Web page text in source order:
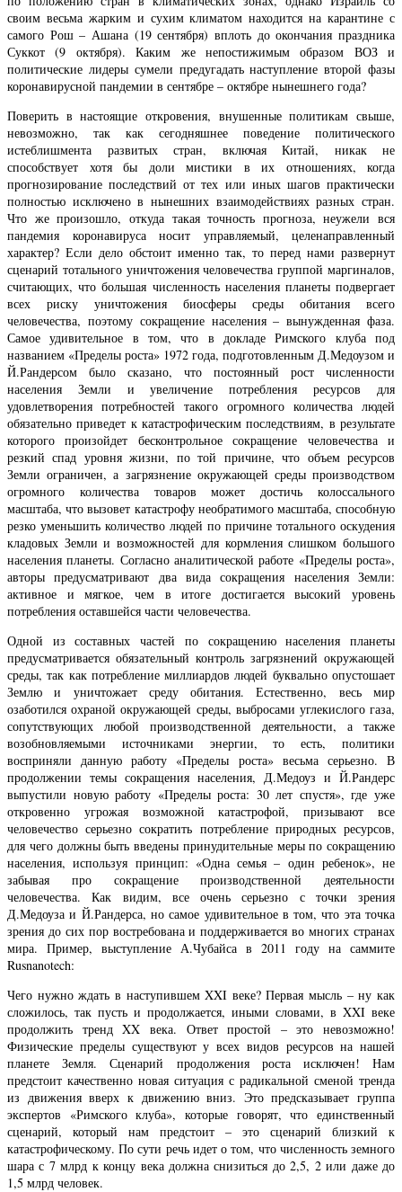
своим весьма жарким и сухим климатом находится на карантине с
самого Рош – Ашана (19 сентября) вплоть до окончания праздника
Суккот (9 октября). Каким же непостижимым образом ВОЗ и
политические лидеры сумели предугадать наступление второй фазы
коронавирусной пандемии в сентябре – октябре нынешнего года?
Поверить в настоящие откровения, внушенные политикам свыше,
невозможно, так как сегодняшнее поведение политического
истеблишмента развитых стран, включая Китай, никак не
способствует хотя бы доли мистики в их отношениях, когда
прогнозирование последствий от тех или иных шагов практически
полностью исключено в нынешних взаимодействиях разных стран.
Что же произошло, откуда такая точность прогноза, неужели вся
пандемия коронавируса носит управляемый, целенаправленный
характер? Если дело обстоит именно так, то перед нами развернут
сценарий тотального уничтожения человечества группой маргиналов,
считающих, что большая численность населения планеты подвергает
всех риску уничтожения биосферы среды обитания всего
человечества, поэтому сокращение населения – вынужденная фаза.
Самое удивительное в том, что в докладе Римского клуба под
названием «Пределы роста» 1972 года, подготовленным Д.Медоузом и
Й.Рандерсом было сказано, что постоянный рост численности
населения Земли и увеличение потребления ресурсов для
удовлетворения потребностей такого огромного количества людей
обязательно приведет к катастрофическим последствиям, в результате
которого произойдет бесконтрольное сокращение человечества и
резкий спад уровня жизни, по той причине, что объем ресурсов
Земли ограничен, а загрязнение окружающей среды производством
огромного количества товаров может достичь колоссального
масштаба, что вызовет катастрофу необратимого масштаба, способную
резко уменьшить количество людей по причине тотального оскудения
кладовых Земли и возможностей для кормления слишком большого
населения планеты. Согласно аналитической работе «Пределы роста»,
авторы предусматривают два вида сокращения населения Земли:
активное и мягкое, чем в итоге достигается высокий уровень
потребления оставшейся части человечества.
Одной из составных частей по сокращению населения планеты
предусматривается обязательный контроль загрязнений окружающей
среды, так как потребление миллиардов людей буквально опустошает
Землю и уничтожает среду обитания. Естественно, весь мир
озаботился охраной окружающей среды, выбросами углекислого газа,
сопутствующих любой производственной деятельности, а также
возобновляемыми источниками энергии, то есть, политики
восприняли данную работу «Пределы роста» весьма серьезно. В
продолжении темы сокращения населения, Д.Медоуз и Й.Рандерс
выпустили новую работу «Пределы роста: 30 лет спустя», где уже
откровенно угрожая возможной катастрофой, призывают все
человечество серьезно сократить потребление природных ресурсов,
для чего должны быть введены принудительные меры по сокращению
населения, используя принцип: «Одна семья – один ребенок», не
забывая про сокращение производственной деятельности
человечества. Как видим, все очень серьезно с точки зрения
Д.Медоуза и Й.Рандерса, но самое удивительное в том, что эта точка
зрения до сих пор востребована и поддерживается во многих странах
мира. Пример, выступление А.Чубайса в 2011 году на саммите
Rusnanotech:
Чего нужно ждать в наступившем XXI веке? Первая мысль – ну как
сложилось, так пусть и продолжается, иными словами, в XXI веке
продолжить тренд XX века. Ответ простой – это невозможно!
Физические пределы существуют у всех видов ресурсов на нашей
планете Земля. Сценарий продолжения роста исключен! Нам
предстоит качественно новая ситуация с радикальной сменой тренда
из движения вверх к движению вниз. Это предсказывает группа
экспертов «Римского клуба», которые говорят, что единственный
сценарий, который нам предстоит – это сценарий близкий к
катастрофическому. По сути речь идет о том, что численность земного
шара с 7 млрд к концу века должна снизиться до 2,5, 2 или даже до
1,5 млрд человек.